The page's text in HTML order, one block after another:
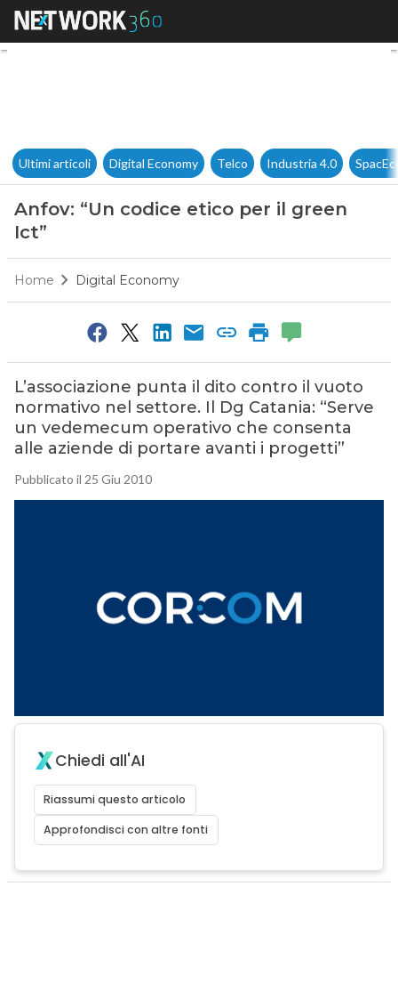
Anfov: “Un codice etico per il
Ultimi articoli Digital Economy Telco Industria 4.0
Anfov: “Un codice etico per il green
Ict”
Home Digital Economy
L’associazione punta il dito contro il vuoto
normativo nel settore. Il Dg Catania: “Serve
un vedemecum operativo che consenta
alle aziende di portare avanti i progetti”
Pubblicato il 25 Giu 2010
Chiedi all'AI
Riassumi questo articolo
Approfondisci con altre fonti